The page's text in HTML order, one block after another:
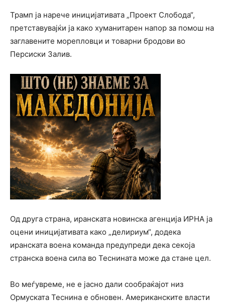
Трамп ја нарече иницијативата „Проект Слобода“,
претставувајќи ја како хуманитарен напор за помош на
заглавените морепловци и товарни бродови во
Персиски Залив.
Од друга страна, иранската новинска агенција ИРНА ја
оцени иницијативата како „делириум“, додека
иранската воена команда предупреди дека секоја
странска воена сила во Теснината може да стане цел.
Во меѓувреме, не е јасно дали сообраќајот низ
Ормуската Теснина е обновен. Американските власти